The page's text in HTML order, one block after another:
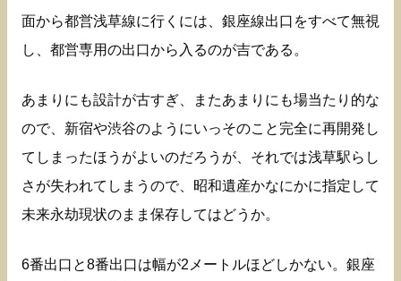
面から都営浅草線に行くには、銀座線出口をすべて無視
し、都営専用の出口から入るのが吉である。
あまりにも設計が古すぎ、またあまりにも場当たり的な
ので、新宿や渋谷のようにいっそのこと完全に再開発し
てしまったほうがよいのだろうが、それでは浅草駅らし
さが失われてしまうので、昭和遺産かなにかに指定して
未来永劫現状のまま保存してはどうか。
6番出口と8番出口は幅が2メートルほどしかない。銀座